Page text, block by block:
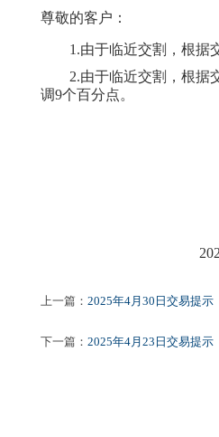
尊敬的客户：
1.由于临近交割，根据
2.由于临近交割，根据
调9个百分点。
2025
上一篇： 2025年4月30日交易提示
下一篇： 2025年4月23日交易提示